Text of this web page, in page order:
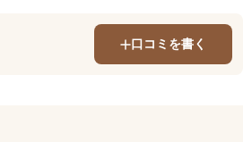
口コミを書く